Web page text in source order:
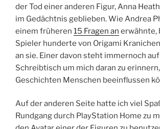
der Tod einer anderen Figur, Anna
im Gedächtnis geblieben. Wie Andrea
einem früheren 15 Fragen an erwähnte,
Spieler hunderte von Origami
an sie. Einer davon steht immernoch
Schreibtisch um mich daran zu
Geschichten Menschen beeinflussen
Auf der anderen Seite hatte ich viel
Rundgang durch PlayStation Home zu